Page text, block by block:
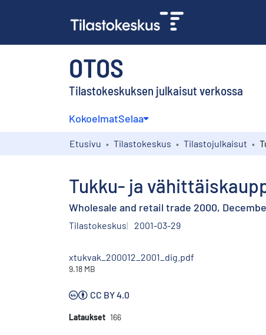
OTOS
Tilastokeskuksen julkaisut verkossa
KokoelmatSelaa
Etusivu Tilastokeskus Tilastojulkaisut
Tukku- ja
Wholesale and retail trade 2000,
Tilastokeskus 2001-03-29
xtukvak_200012_2001_dig.pdf
9.18 MB
CC BY 4.0
Lataukset 166